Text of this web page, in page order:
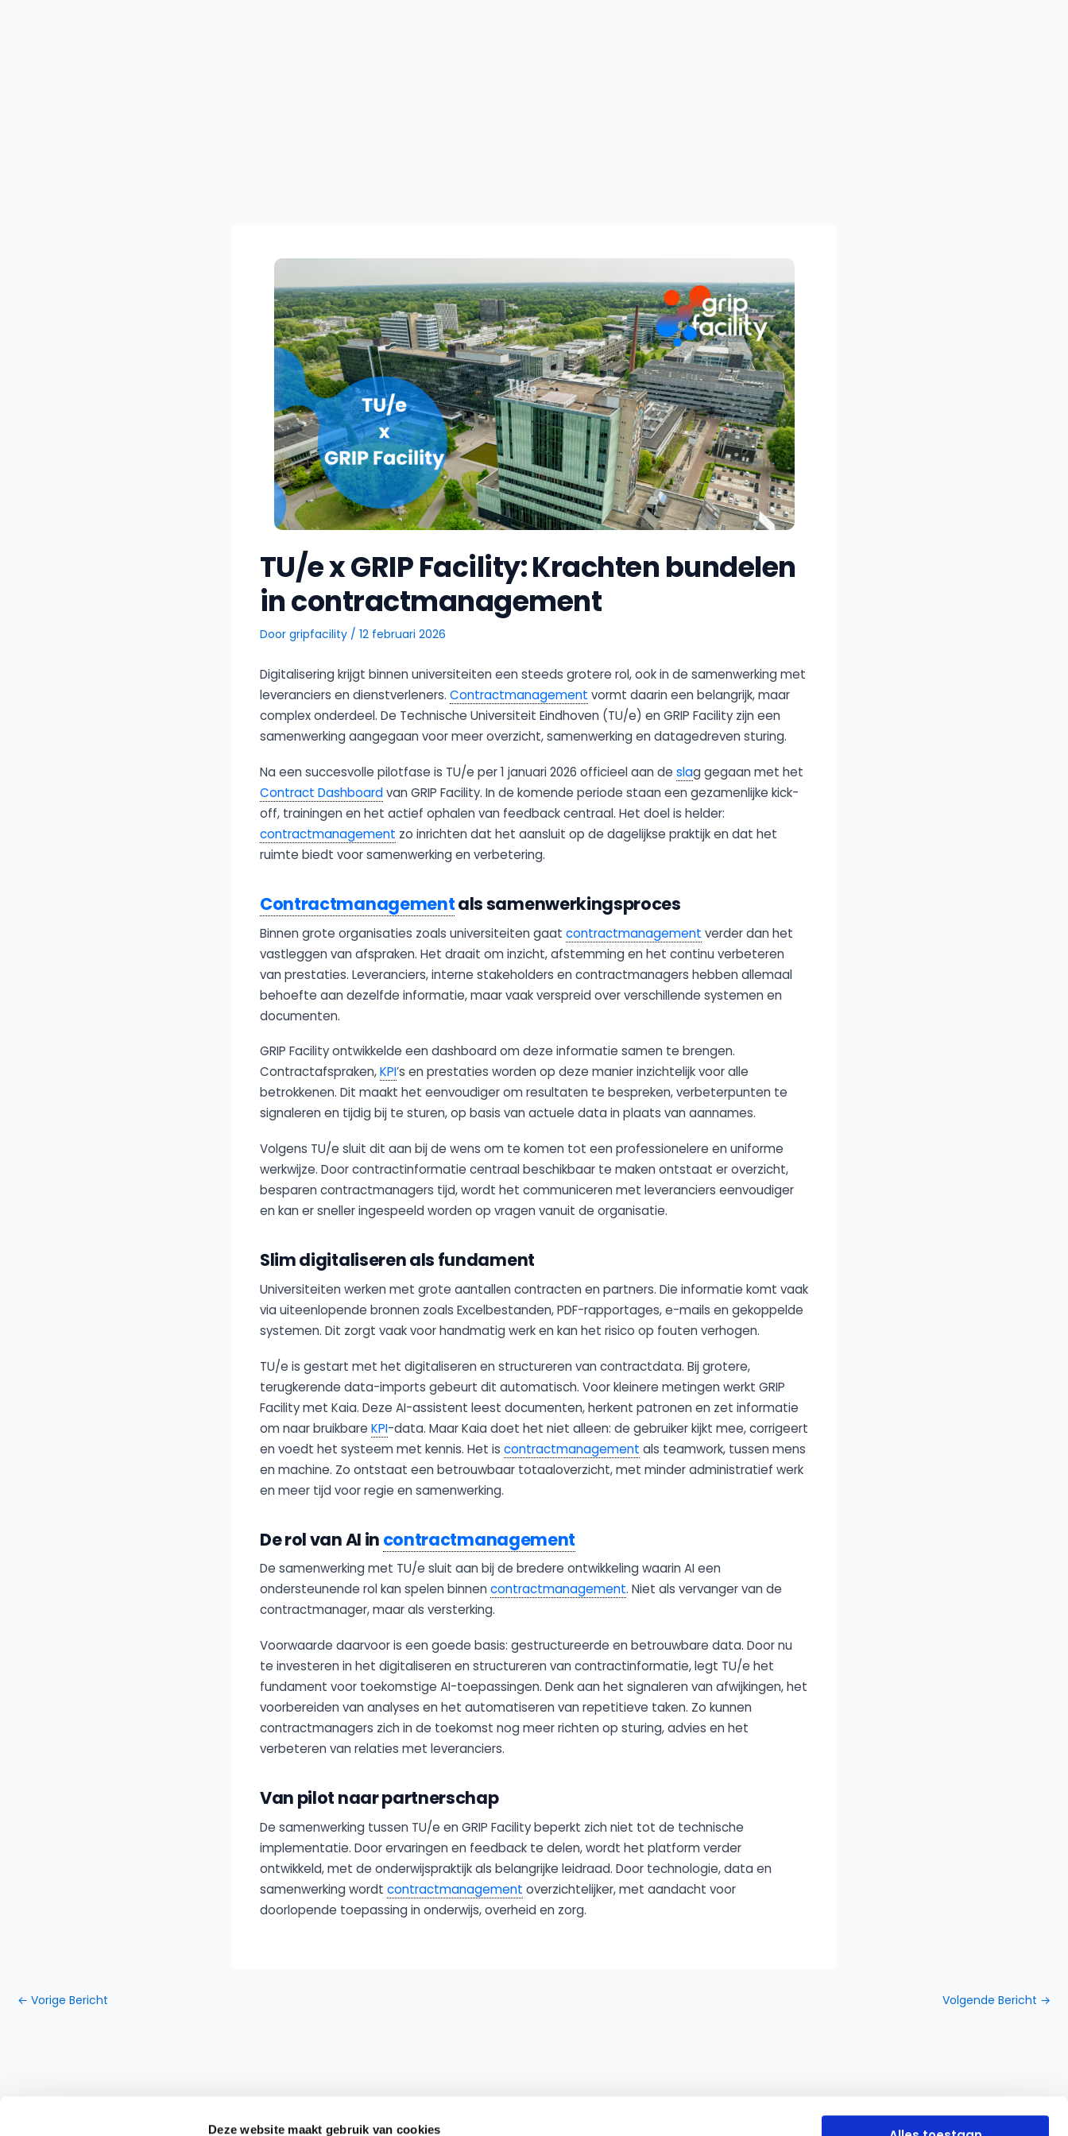
Deze website maakt gebruik van cookies
TU/e x GRIP Facility: Krachten bundelen
in contractmanagement
Door gripfacility / 12 februari 2026
Digitalisering krijgt binnen universiteiten een steeds grotere rol, ook in de samenwerking met
leveranciers en dienstverleners. Contractmanagement vormt daarin een belangrijk, maar
complex onderdeel. De Technische Universiteit Eindhoven (TU/e) en GRIP Facility zijn een
samenwerking aangegaan voor meer overzicht, samenwerking en datagedreven sturing.
Na een succesvolle pilotfase is TU/e per 1 januari 2026 officieel aan de slag gegaan met het
Contract Dashboardvan GRIP Facility. In de komende periode staan een gezamenlijke kick-
off, trainingen en het actief ophalen van feedback centraal. Het doel is helder:
contractmanagement zo inrichten dat het aansluit op de dagelijkse praktijk en dat het
ruimte biedt voor samenwerking en verbetering.
Contractmanagementals samenwerkingsproces
Binnen grote organisaties zoals universiteiten gaat contractmanagement verder dan het
vastleggen van afspraken. Het draait om inzicht, afstemming en het continu verbeteren
van prestaties. Leveranciers, interne stakeholders en contractmanagers hebben allemaal
behoefte aan dezelfde informatie, maar vaak verspreid over verschillende systemen en
documenten.
GRIP Facility ontwikkelde een dashboard om deze informatie samen te brengen.
Contractafspraken,KPI’s en prestaties worden op deze manier inzichtelijk voor alle
betrokkenen. Dit maakt het eenvoudiger om resultaten te bespreken, verbeterpunten te
signaleren en tijdig bij te sturen, op basis van actuele data in plaats van aannames.
Volgens TU/e sluit dit aan bij de wens om te komen tot een professionelere en uniforme
werkwijze. Door contractinformatie centraal beschikbaar te maken ontstaat er overzicht,
besparen contractmanagers tijd, wordt het communiceren met leveranciers eenvoudiger
en kan er sneller ingespeeld worden op vragen vanuit de organisatie.
Slim digitaliseren als fundament
Universiteiten werken met grote aantallen contracten en partners. Die informatie komt vaak
via uiteenlopende bronnen zoals Excelbestanden, PDF-rapportages, e-mails en gekoppelde
systemen. Dit zorgt vaak voor handmatig werk en kan het risico op fouten verhogen.
TU/e is gestart met het digitaliseren en structureren van contractdata. Bij grotere,
terugkerende data-imports gebeurt dit automatisch. Voor kleinere metingen werkt GRIP
Facility met Kaia. Deze AI-assistent leest documenten, herkent patronen en zet informatie
om naar bruikbare KPI-data. Maar Kaia doet het niet alleen: de gebruiker kijkt mee, corrigeert
en voedt het systeem met kennis. Het is contractmanagement als teamwork, tussen mens
en machine. Zo ontstaat een betrouwbaar totaaloverzicht, met minder administratief werk
en meer tijd voor regie en samenwerking.
De rol van AI in contractmanagement
De samenwerking met TU/e sluit aan bij de bredere ontwikkeling waarin AI een
ondersteunende rol kan spelen binnen contractmanagement. Niet als vervanger van de
contractmanager, maar als versterking.
Voorwaarde daarvoor is een goede basis: gestructureerde en betrouwbare data. Door nu
te investeren in het digitaliseren en structureren van contractinformatie, legt TU/e het
fundament voor toekomstige AI-toepassingen. Denk aan het signaleren van afwijkingen, het
voorbereiden van analyses en het automatiseren van repetitieve taken. Zo kunnen
contractmanagers zich in de toekomst nog meer richten op sturing, advies en het
verbeteren van relaties met leveranciers.
Van pilot naar partnerschap
De samenwerking tussen TU/e en GRIP Facility beperkt zich niet tot de technische
implementatie. Door ervaringen en feedback te delen, wordt het platform verder
ontwikkeld, met de onderwijspraktijk als belangrijke leidraad. Door technologie, data en
samenwerking wordt contractmanagement overzichtelijker, met aandacht voor
doorlopende toepassing in onderwijs, overheid en zorg.
← Vorige Bericht Volgende Bericht →